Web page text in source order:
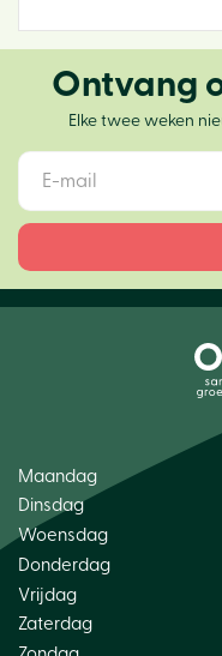
Ontvang
Elke twee weken
Maandag
Dinsdag
Woensdag
Donderdag
Vrijdag
Zaterdag